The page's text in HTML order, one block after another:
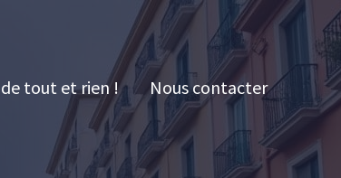
tout et rien ! Nous contacter